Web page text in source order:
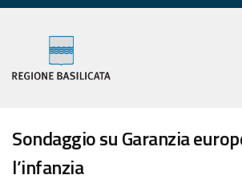
Sondaggio su Garanzia
l’infanzia